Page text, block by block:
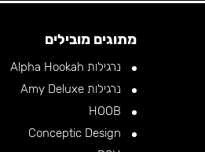
מתוגים מובילים
נרגילות Alpha Hookah
נרגילות Amy Deluxe